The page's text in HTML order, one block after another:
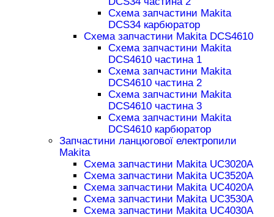
Схема запчастини Makita
DCS34 карбюратор
Схема запчастини Makita DCS4610
Схема запчастини Makita
DCS4610 частина 1
Схема запчастини Makita
DCS4610 частина 2
Схема запчастини Makita
DCS4610 частина 3
Схема запчастини Makita
DCS4610 карбюратор
Запчастини ланцюгової електропили
Makita
Схема запчастини Makita UC3020A
Схема запчастини Makita UC3520A
Схема запчастини Makita UC4020A
Схема запчастини Makita UC3530A
Схема запчастини Makita UC4030A